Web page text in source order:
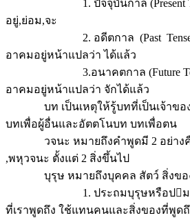
1. ปัจจุบันกาล (Present
อยู่,ย่อม,จะ
2. อดีตกาล (Past
อาคมอยู่หน้าแปลว่า ได้แล้ว
3.อนาคตกาล (Future
อาคมอยู่หน้าแปลว่า จักได้แล้ว
บท เป็นเหตุให้รู้บทที่เป็นเจ้าข
บทเพื่อผู้อื่นและอัตตโนบท บทเพื่อตน
วจนะ หมายถึงคำพูดมี 2 อย่าง
,พหุวจนะ ตั้งแต่ 2 สิ่งขึ้นไป
บุรุษ หมายถึงบุคคล สัตว์ สิ่งขอ
1. ประถมบุรุษหรือป
ที่เราพูดถึง ใช้แทนคนและสิ่งของที่พูด